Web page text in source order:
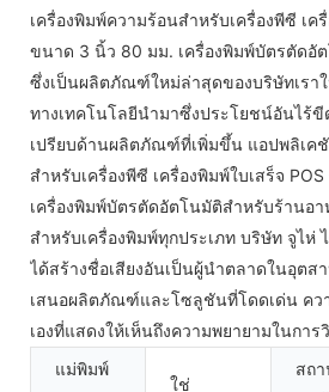
เครื่องพิมพ์ความร้อนสำหรับเครื่องพีซี เค
ขนาด 3 นิ้ว 80 มม. เครื่องพิมพ์บัตรตัดอั
ซึ่งเป็นผลิตภัณฑ์ใหม่ล่าสุดของบริษัทเรา
ทางเทคโนโลยีนำมาซึ่งประโยชน์อันไร้ขี
เปรียบด้านผลิตภัณฑ์ที่เพิ่มขึ้น แอปพลิเค
สำหรับเครื่องพีซี เครื่องพิมพ์ใบเสร็จ
เครื่องพิมพ์บัตรตัดอัตโนมัติสำหรับร้านอา
สำหรับเครื่องพิมพ์ทุกประเภท บริษัท จูไห่
ได้สร้างชื่อเสียงอันเป็นผู้นำตลาดในอุตส
เสนอผลิตภัณฑ์และโซลูชันที่โดดเด่น คว
เองที่แสดงให้เห็นถึงความพยายามในกา
แม่พิมพ์
ใช่
สถ